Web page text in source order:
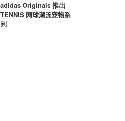
adidas Originals 推出
TENNIS 网球潮流宠物系
列